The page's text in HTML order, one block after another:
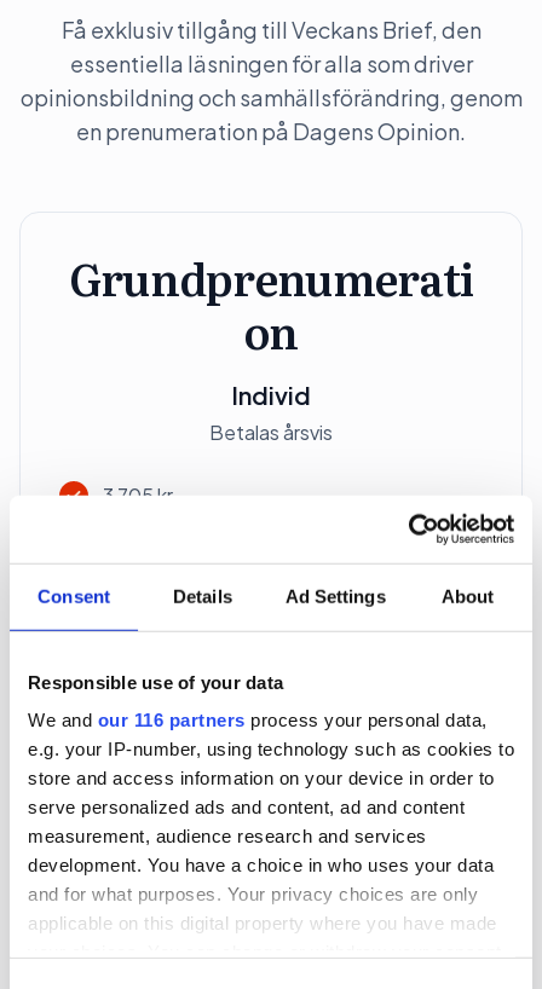
Consent Details Ad Settings About
Responsible use of your data
We and our 116 partners process your personal data,
e.g. your IP-number, using technology such as cookies to
store and access information on your device in order to
serve personalized ads and content, ad and content
measurement, audience research and services
development. You have a choice in who uses your data
and for what purposes. Your privacy choices are only
applicable on this digital property where you have made
Få exklusiv tillgång till Veckans Brief, den
essentiella läsningen för alla som driver
opinionsbildning och samhällsförändring, genom
en prenumeration på Dagens Opinion.
Grundprenumerati
on
Individ
Betalas årsvis
3 705 kr
*Moms (6 %) ingår i alla priser.
Företagspaket